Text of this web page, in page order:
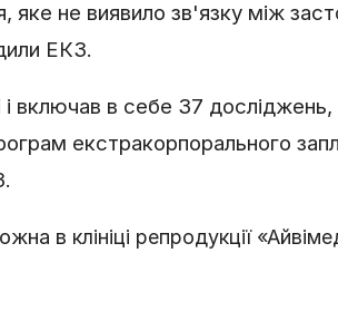
яке не виявило зв'язку між
ЕКЗ.
включав в себе 37
екстракорпорального
в клініці репродукції